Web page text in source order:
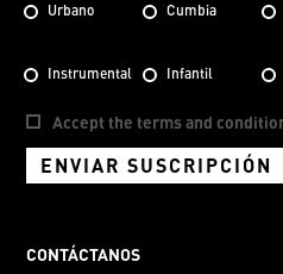
Urbano Cumbia
Instrumental Infantil
Accept the terms and
ENVIAR SUSCRIPCIÓN
CONTÁCTANOS